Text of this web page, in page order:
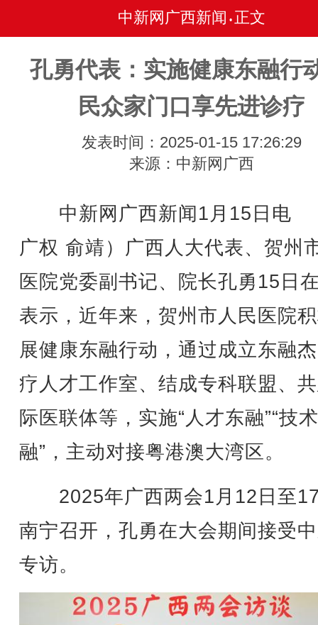
中新网广西新闻 • 正文
孔勇代表：实施健康东融行
民众家门口享先进诊疗
发表时间：2025-01-15 17:26:29
来源：中新网广西
中新网广西新闻1月15日电
广权 俞靖）广西人大代表、贺州
医院党委副书记、院长孔勇15日
表示，近年来，贺州市人民医院
展健康东融行动，通过成立东融
疗人才工作室、结成专科联盟、
际医联体等，实施“人才东融”“技
融”，主动对接粤港澳大湾区。
2025年广西两会1月12日至
南宁召开，孔勇在大会期间接受
专访。